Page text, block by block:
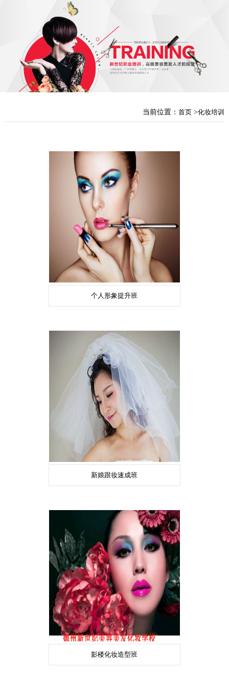
当前位置：首页 >化妆培训
个人形象提升班
新娘跟妆速成班
影楼化妆造型班